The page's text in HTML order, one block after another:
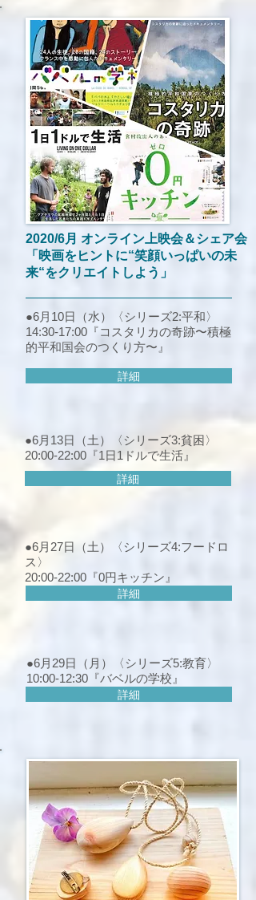
2020/6月 オンライン上映会＆シェア会
「映画をヒントに“笑顔いっぱいの未
来“をクリエイトしよう」
●6月10日（水）〈シリーズ2:平和〉
14:30-17:00『コスタリカの奇跡〜積極
的平和国会のつくり方〜』
詳細
●6月13日（土）〈シリーズ3:貧困〉
20:00-22:00『1日1ドルで生活』
詳細
●6月27日（土）〈シリーズ4:フードロ
ス〉
20:00-22:00『0円キッチン』
詳細
●6月29日（月）〈シリーズ5:教育〉
10:00-12:30 『バベルの学校』
詳細